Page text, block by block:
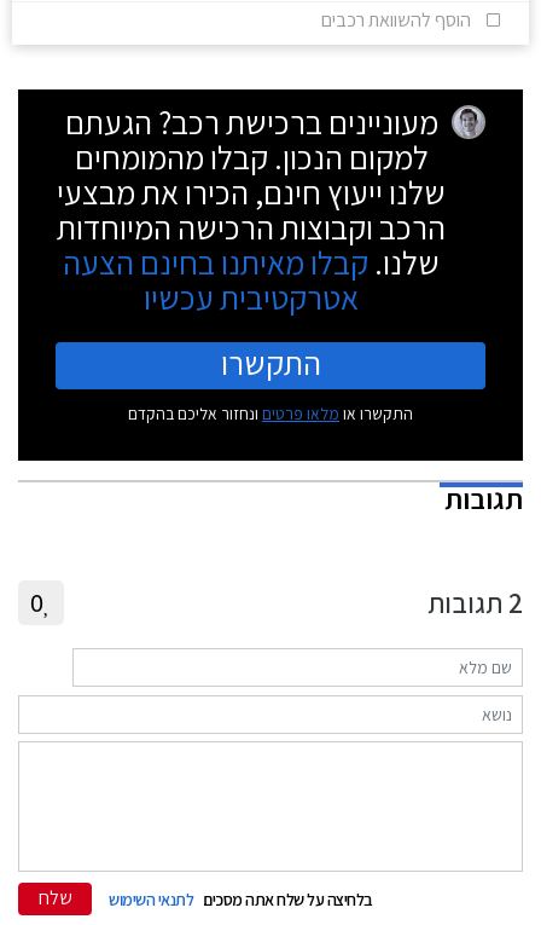
הוסף להשוואת רכבים
מעוניינים ברכישת רכב? הגעתם
למקום הנכון. קבלו מהמומחים
שלנו ייעוץ חינם, הכירו את מבצעי
הרכב וקבוצות הרכישה המיוחדות
שלנו. קבלו מאיתנו בחינם הצעה
אטרקטיבית עכשיו
התקשרו
התקשרו או מלאו פרטים ונחזור אליכם בהקדם
תגובות
2 תגובות 0
בלחיצה על שלח אתה מסכים לתנאי השימוש שלח